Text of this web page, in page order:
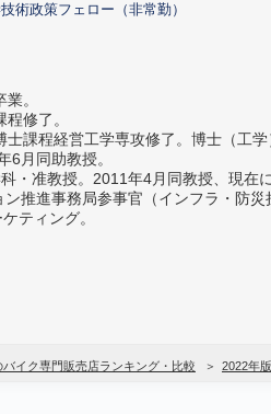
術政策フェロー（非常勤）
。
修了。
課程経営工学専攻修了。博士（工学
6月同助教授。
・准教授。2011年4月同教授、現在に
推進事務局参事官（インフラ・防災
ティング。
バイク専門販売店ランキング・比較 2022年版